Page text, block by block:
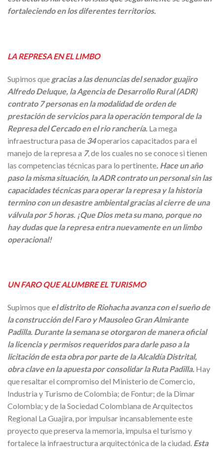
fortaleciendo en los diferentes territorios.
LA REPRESA EN EL LIMBO
Supimos que gracias a las denuncias del senador guajiro
Alfredo Deluque, la Agencia de Desarrollo Rural (ADR)
contrato 7 personas en la modalidad de orden de
prestación de servicios para la operación temporal de la
Represa del Cercado en el rio ranchería. La mega
infraestructura pasa de 34operarios capacitados para el
manejo de la represa a 7, de los cuales no se conoce si tienen
las competencias técnicas para lo pertinente. Hace un año
paso la misma situación, la ADR contrato un personal sin las
capacidades técnicas para operar la represa y la historia
termino con un desastre ambiental gracias al cierre de una
válvula por 5 horas. ¡Que Dios meta su mano, porque no
hay dudas que la represa entra nuevamente en un limbo
operacional!
UN FARO QUE ALUMBRE EL TURISMO
Supimos que el distrito de Riohacha avanza con el sueño de
la construcción del Faro y Mausoleo Gran Almirante
Padilla. Durante la semana se otorgaron de manera oficial
la licencia y permisos requeridos para darle paso a la
licitación de esta obra por parte de la Alcaldía Distrital,
obra clave en la apuesta por consolidar la Ruta Padilla. Hay
que resaltar el compromiso del Ministerio de Comercio,
Industria y Turismo de Colombia; de Fontur; de la Dimar
Colombia; y de la Sociedad Colombiana de Arquitectos
Regional La Guajira, por impulsar incansablemente este
proyecto que preserva la memoria, impulsa el turismo y
fortalece la infraestructura arquitectónica de la ciudad. Esta